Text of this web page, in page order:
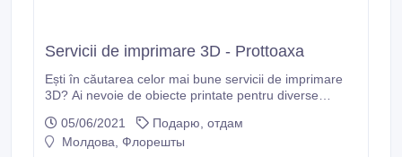
Servicii de imprimare 3D - Prottoaxa
Ești în căutarea celor mai bune servicii de imprimare
3D? Ai nevoie de obiecte printate pentru diverse
simplu. Descoperă portofoliul de produse al companiei
Prottoaxamd și comandă produsele necesare. De
05/06/2021
Подарю, отдам
Молдова, Флорешты